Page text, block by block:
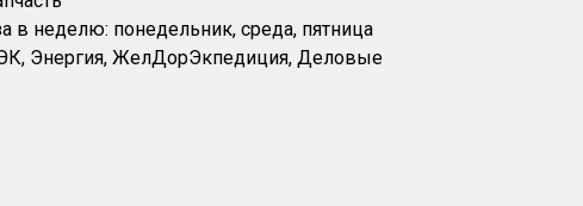
в неделю: понедельник, среда, пятница
Энергия, ЖелДорЭкпедиция, Деловые